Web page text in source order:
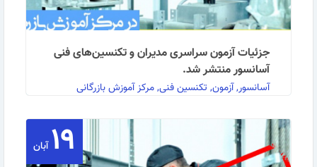
جزئیات آزمون سراسری مدیران و تکنسین‌های فنی
آسانسور منتشر شد.
آسانسور, آزمون, تکنسین فنی, مرکز آموزش بازرگانی
به اطلاع کلیه علاقمندان به شرکت در آزمونهای مدیران و
تکنسین های فنی آسانسور می رساند طبق تفاهم نامه …۱۹ آبان